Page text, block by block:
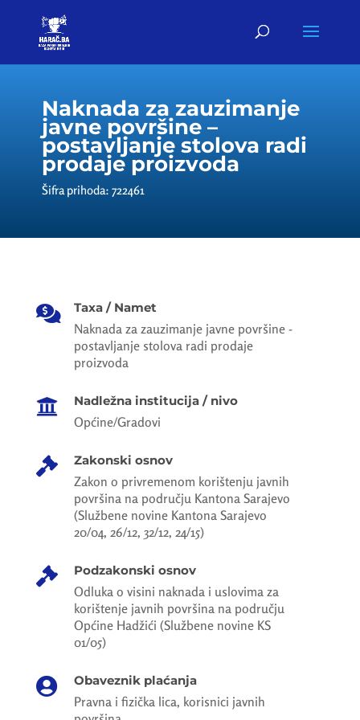
Naknada za zauzimanje
javne površine –
postavljanje stolova radi
prodaje proizvoda
Šifra prihoda: 722461
 Taxa / Namet
Naknada za zauzimanje javne površine -
postavljanje stolova radi prodaje
proizvoda
 Nadležna institucija / nivo
Općine/Gradovi
 Zakonski osnov
Zakon o privremenom korištenju javnih
površina na području Kantona Sarajevo
(Službene novine Kantona Sarajevo
20/04, 26/12, 32/12, 24/15)
 Podzakonski osnov
Odluka o visini naknada i uslovima za
korištenje javnih površina na području
Općine Hadžići (Službene novine KS
01/05)
 Obaveznik plaćanja
Pravna i fizička lica, korisnici javnih